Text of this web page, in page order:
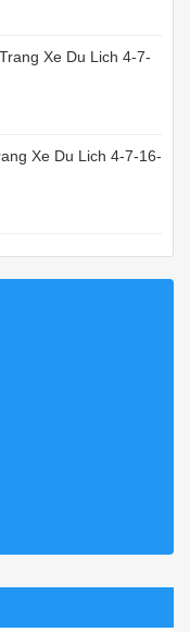
Xe Du Lich 4-7-
Xe Du Lich 4-7-16-